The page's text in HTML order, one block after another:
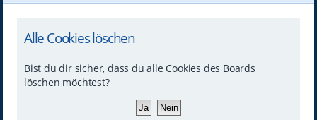
Alle Cookies löschen
Bist du dir sicher, dass du alle Cookies des Boards
löschen möchtest?